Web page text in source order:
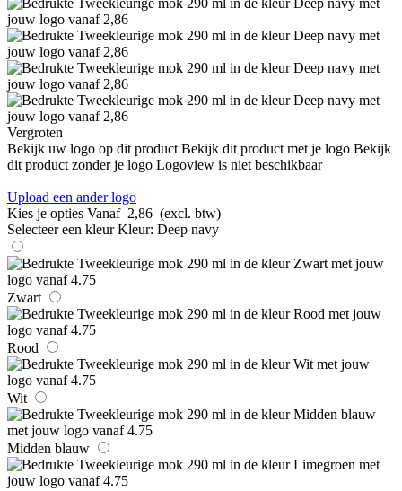
Vergroten
Bekijk uw logo op dit product Bekijk dit product met je logo Bekijk
dit product zonder je logo Logoview is niet beschikbaar
Upload een ander logo
Kies je opties Vanaf 2,86 (excl. btw)
Selecteer een kleur Kleur: Deep navy
Zwart
Rood
Wit
Midden blauw